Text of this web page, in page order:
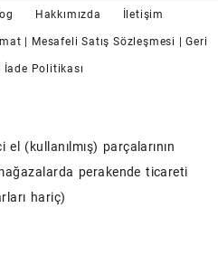
Hakkımızda İletişim
| Mesafeli Satış Sözleşmesi | Geri
İade Politikası
(kullanılmış) parçalarının
perakende ticareti
hariç)